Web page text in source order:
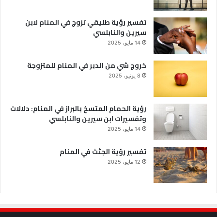
تفسير رؤية طليقي تزوج في المنام لابن
سيرين والنابلسي
14 مايو، 2025
خروج شي من الدبر في المنام للمتزوجة
8 يونيو، 2025
رؤية الحمام المتسخ بالبراز في المنام: دلالات
وتفسيرات ابن سيرين والنابلسي
14 مايو، 2025
تفسير رؤية الجثث في المنام
12 مايو، 2025